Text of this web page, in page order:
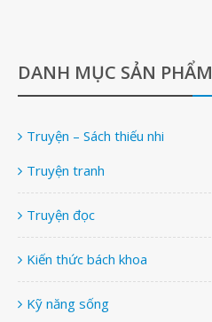
DANH MỤC SẢN PHẨM
Truyện – Sách thiếu nhi
Truyện tranh
Truyện đọc
Kiến thức bách khoa
Kỹ năng sống